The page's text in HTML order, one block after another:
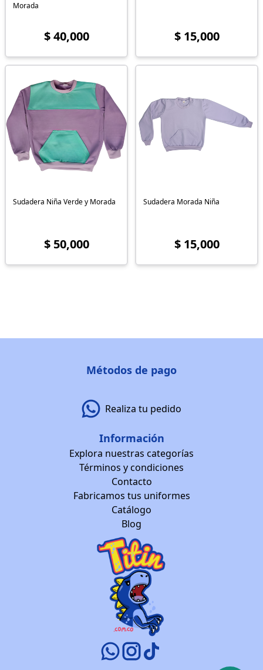
Morada
$ 40,000 $ 15,000
Sudadera Niña Verde y Morada
$ 50,000
Sudadera Morada Niña
$ 15,000
Métodos de pago
Realiza tu pedido
Información
Explora nuestras categorías
Términos y condiciones
Contacto
Fabricamos tus uniformes
Catálogo
Blog